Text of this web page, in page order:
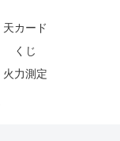
天カード
くじ
火力測定